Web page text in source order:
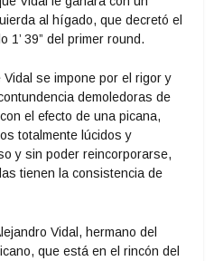
al hígado, que decretó el
1’ 39” del primer round.
se impone por el rigor y
demoledoras de
el efecto de una picana,
totalmente lúcidos y
y sin poder reincorporarse,
tienen la consistencia de
Vidal, hermano del
que está en el rincón del